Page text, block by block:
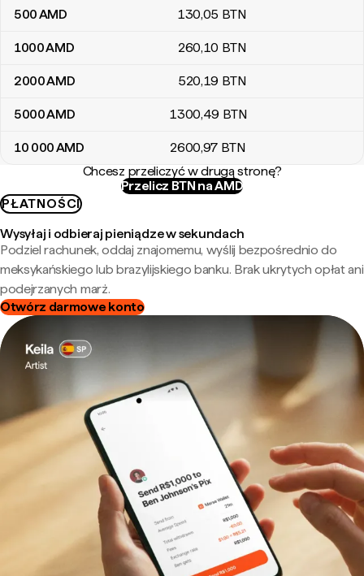
500AMD 130,05 BTN
1000AMD 260,10 BTN
2000AMD 520,19 BTN
5000AMD 1300,49 BTN
10 000AMD 2600,97 BTN
Chcesz przeliczyć w drugą stronę?
Przelicz BTN na AMD
PŁATNOŚCI
Wysyłaj i odbieraj pieniądze w sekundach
Podziel rachunek, oddaj znajomemu, wyślij bezpośrednio do
meksykańskiego lub brazylijskiego banku. Brak ukrytych opłat ani
podejrzanych marż.
Otwórz darmowe konto